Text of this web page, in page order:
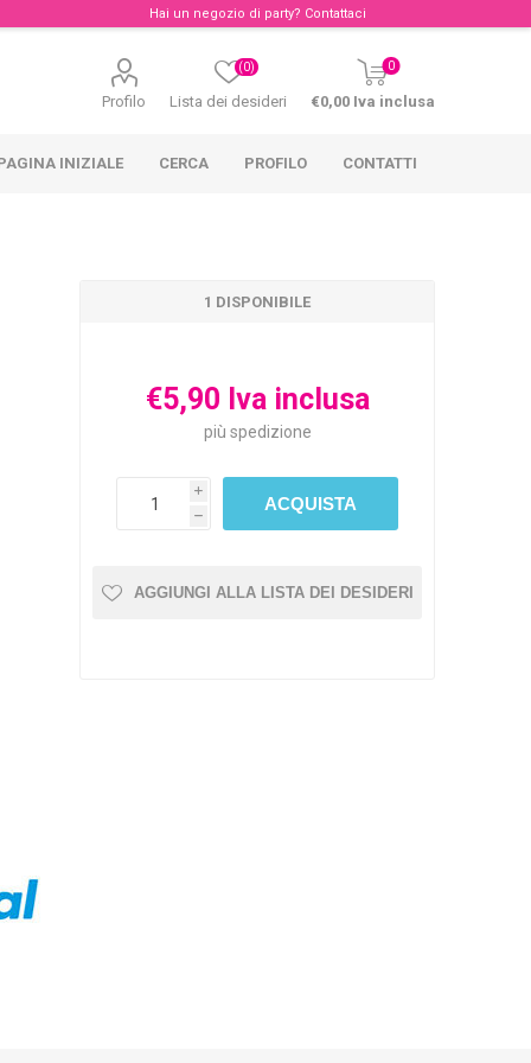
Hai un negozio di party? Contattaci
Profilo Lista dei desideri
(0) 0
€0,00 Iva inclusa
INIZIALE CERCA PROFILO CONTATTI
1 DISPONIBILE
€5,90 Iva inclusa
più spedizione
i
h
AGGIUNGI ALLA LISTA DEI DESIDERI